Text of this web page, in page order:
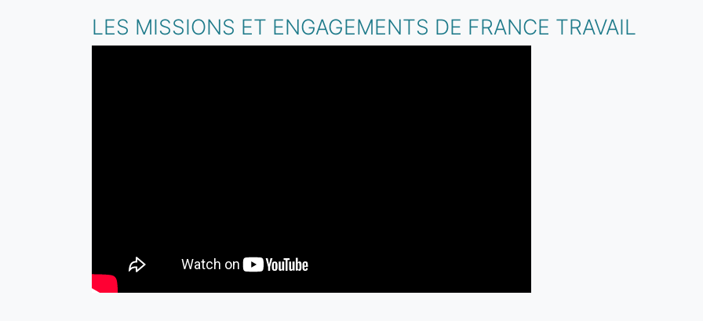
LES MISSIONS ET ENGAGEMENTS DE FRANCE TRAVAIL